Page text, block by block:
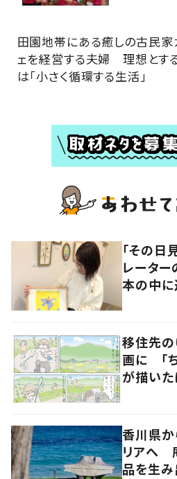
田園地帯にある癒しの古民家
ェを経営する夫婦 理想とす
は「小さく循環する生活」
「その日
レータ
本の中に
移住先
画に 「
が描い
香川県か
リアへ
品を生み